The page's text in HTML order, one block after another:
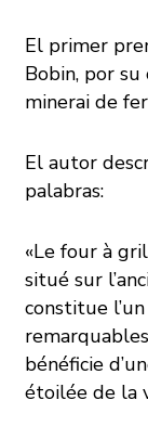
El primer
Bobin, por
minerai de
El autor
palabras:
«Le four à
situé sur
constitue
bénéficie
étoilée de la